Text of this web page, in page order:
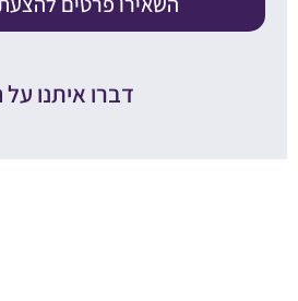
דברו איתנו על המוצר